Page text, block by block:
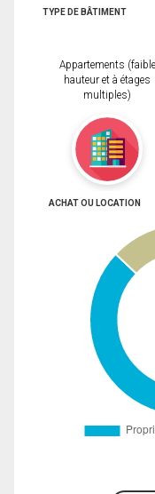
TYPE DE BÂTIMENT
Appartements (faible
hauteur et à étages
multiples)
ACHAT OU LOCATION